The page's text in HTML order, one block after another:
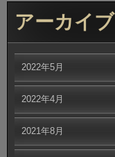
アーカイブ
2022年5月
2022年4月
2021年8月